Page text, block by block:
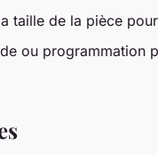
taille de la pièce
ou programmation